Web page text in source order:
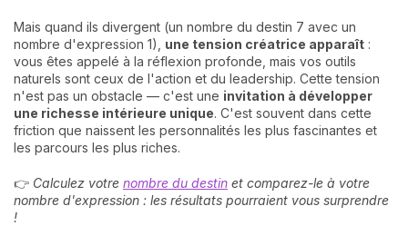
Mais quand ils divergent (un nombre du destin 7 avec un
nombre d'expression 1), une tension créatrice apparaît :
vous êtes appelé à la réflexion profonde, mais vos outils
naturels sont ceux de l'action et du leadership. Cette tension
n'est pas un obstacle — c'est une invitation à développer
une richesse intérieure unique. C'est souvent dans cette
friction que naissent les personnalités les plus fascinantes et
les parcours les plus riches.
👉 Calculez votre nombre du destin et comparez-le à votre
nombre d'expression : les résultats pourraient vous surprendre
!